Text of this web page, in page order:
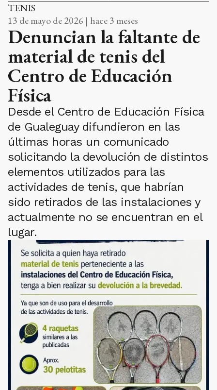
TENIS
13 de mayo de 2026 | hace 3 meses
Denuncian la faltante de
material de tenis del
Centro de Educación
Física
Desde el Centro de Educación Física
de Gualeguay difundieron en las
últimas horas un comunicado
solicitando la devolución de distintos
elementos utilizados para las
actividades de tenis, que habrían
sido retirados de las instalaciones y
actualmente no se encuentran en el
lugar.